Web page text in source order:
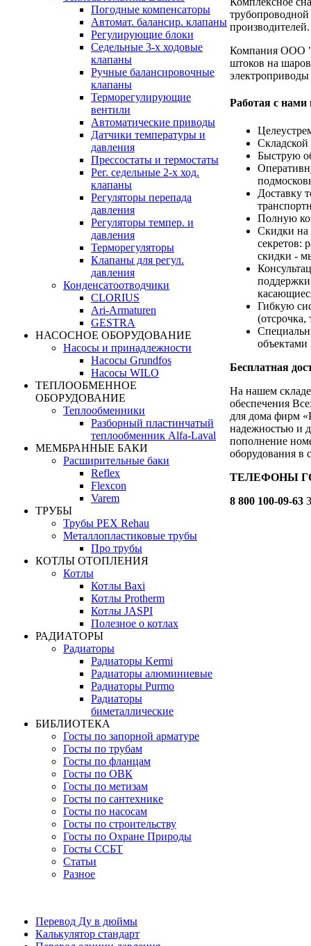
Погодные компенсаторы
Автомат. балансир. клапаны
Регулирующие блоки
Седельные 3-х ходовые
клапаны
Ручные балансировочные
клапаны
Терморегулирующие
вентили
Автоматические приводы
Датчики температуры и
давления
Прессостаты и термостаты
Рег. седельные 2-х ход.
клапаны
Регуляторы перепада
давления
Регуляторы темпер. и
давления
Терморегуляторы
Клапаны для регул.
давления
Конденсатоотводчики
CLORIUS
Ari-Armaturen
GESTRA
НАСОСНОЕ ОБОРУДОВАНИЕ
Насосы и принадлежности
Насосы Grundfos
Насосы WILO
ТЕПЛООБМЕННОЕ
ОБОРУДОВАНИЕ
Теплообменники
Разборный пластинчатый
теплообменник Alfa-Laval
МЕМБРАННЫЕ БАКИ
Расширительные баки
Reflex
Flexcon
Varem
ТРУБЫ
Трубы PEX Rehau
Металлопластиковые трубы
Про трубы
КОТЛЫ ОТОПЛЕНИЯ
Котлы
Котлы Baxi
Котлы Protherm
Котлы JASPI
Полезное о котлах
РАДИАТОРЫ
Радиаторы
Радиаторы Kermi
Радиаторы алюминиевые
Радиаторы Purmo
Радиаторы
биметаллические
БИБЛИОТЕКА
Госты по запорной арматуре
Госты по трубам
Госты по фланцам
Госты по ОВК
Госты по метизам
Госты по сантехнике
Госты по насосам
Госты по строительству
Госты по Охране Природы
Госты ССБТ
Статьи
Разное
Перевод Ду в дюймы
Калькулятор стандарт
производителей.
Компания ООО
штоков на
Работая с нами
Быструю
Доставку
Полную
Скидки на
секретов:
скидки -
Гибкую
(отсрочка,
объектами
Бесплатная
На нашем складе
обеспечения
для дома фирм
надежностью и
пополнение
оборудования в
ТЕЛЕФОНЫ
8 800 100-09-63